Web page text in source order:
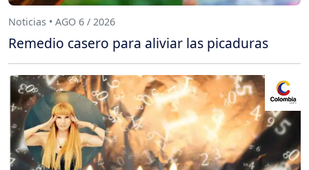
Noticias • AGO 6 / 2026
Remedio casero para aliviar las picaduras